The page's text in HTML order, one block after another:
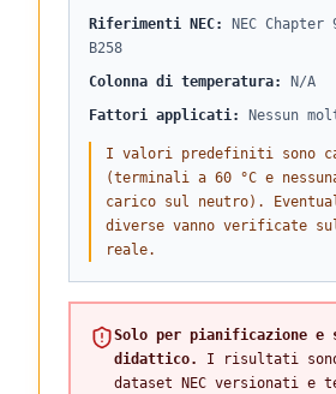
Riferimenti NEC:
NEC Chapter
B258
Colonna di temperatura:
N/A
Fattori applicati: Nessun
I valori predefiniti sono
(terminali a 60 °C e
carico sul neutro).
diverse vanno verificate
reale.
Solo per pianificazione e
didattico.
I risultati
dataset NEC versionati e